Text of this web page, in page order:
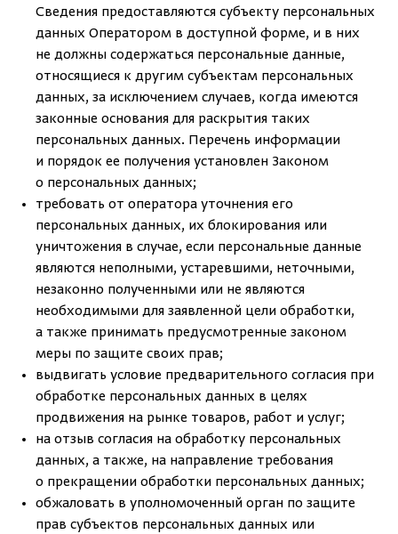
Сведения предоставляются субъекту персональных
данных Оператором в доступной форме, и в них
не должны содержаться персональные данные,
относящиеся к другим субъектам персональных
данных, за исключением случаев, когда имеются
законные основания для раскрытия таких
персональных данных. Перечень информации
и порядок ее получения установлен Законом
о персональных данных;
требовать от оператора уточнения его
персональных данных, их блокирования или
уничтожения в случае, если персональные данные
являются неполными, устаревшими, неточными,
незаконно полученными или не являются
необходимыми для заявленной цели обработки,
а также принимать предусмотренные законом
меры по защите своих прав;
выдвигать условие предварительного согласия при
обработке персональных данных в целях
продвижения на рынке товаров, работ и услуг;
на отзыв согласия на обработку персональных
данных, а также, на направление требования
о прекращении обработки персональных данных;
обжаловать в уполномоченный орган по защите
прав субъектов персональных данных или